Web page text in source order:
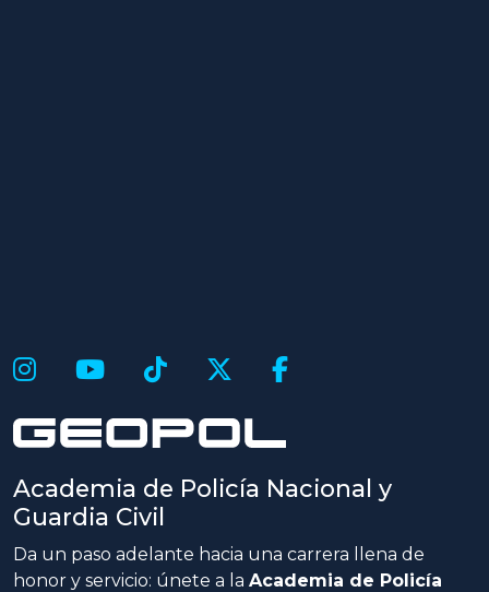
Academia de Policía Nacional y
Guardia Civil
Da un paso adelante hacia una carrera llena de
honor y servicio: únete a la Academia de Policía